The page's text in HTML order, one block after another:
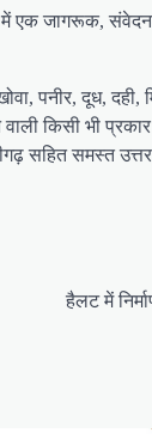
एक जागरूक,
पनीर, दूध,
वाली किसी भी
सहित समस्त
हैलट में